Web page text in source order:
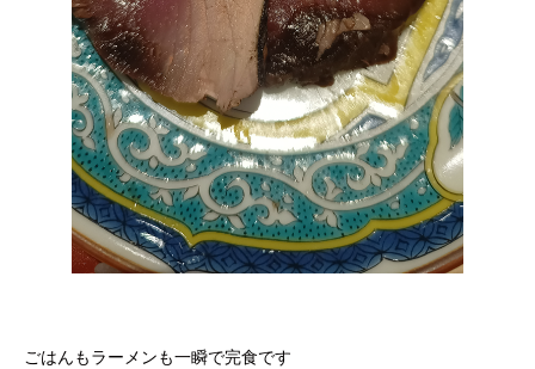
ごはんもラーメンも一瞬で完食です